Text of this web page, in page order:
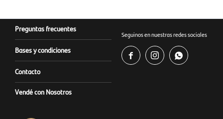
Preguntas frecuentes
Bases y condiciones
Contacto
Vendé con Nosotros
Seguinos en nuestras redes sociales
  